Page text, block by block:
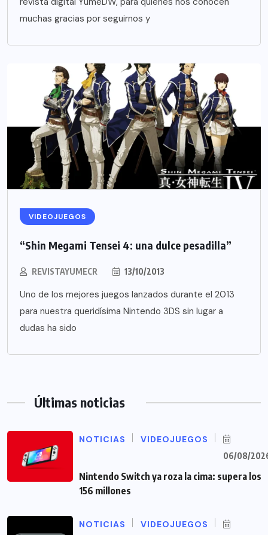
muchas gracias por seguirnos y
VIDEOJUEGOS
“Shin Megami Tensei 4: una dulce pesadilla”
REVISTAYUMECR 13/10/2013
Uno de los mejores juegos lanzados durante el 2013
para nuestra queridísima Nintendo 3DS sin lugar a
dudas ha sido
Últimas noticias
NOTICIAS VIDEOJUEGOS
06/08/
Nintendo Switch ya roza la cima: supera los
156 millones
NOTICIAS VIDEOJUEGOS